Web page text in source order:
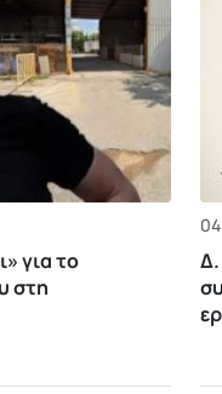
για το
στη
Δ.